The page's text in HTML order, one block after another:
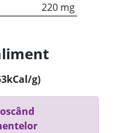
220 mg
g)